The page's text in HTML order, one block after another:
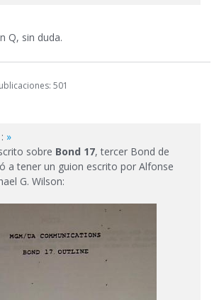
Q, sin duda.
501
»
sobre Bond 17, tercer Bond de
a tener un guion escrito por Alfonse
G. Wilson: